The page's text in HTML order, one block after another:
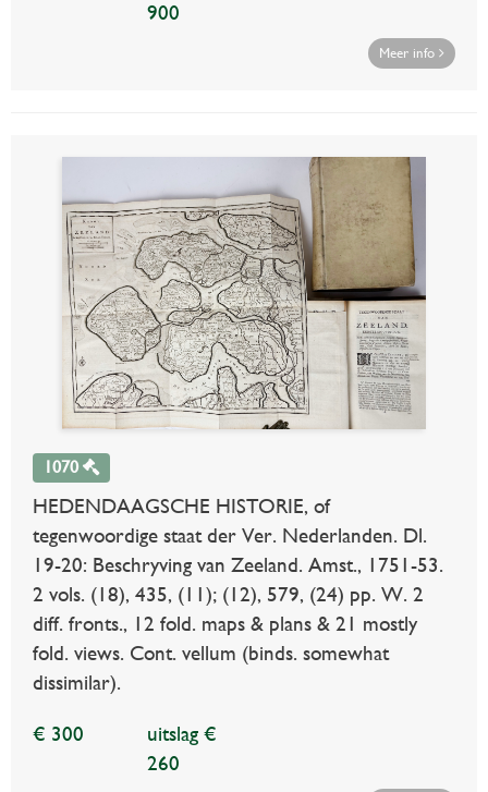
900
Meer info
1070
HEDENDAAGSCHE HISTORIE, of
tegenwoordige staat der Ver. Nederlanden. Dl.
19-20: Beschryving van Zeeland. Amst., 1751-53.
2 vols. (18), 435, (11); (12), 579, (24) pp. W. 2
diff. fronts., 12 fold. maps & plans & 21 mostly
fold. views. Cont. vellum (binds. somewhat
dissimilar).
€ 300
uitslag €
260